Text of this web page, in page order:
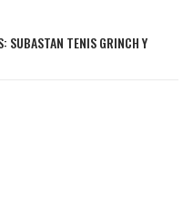
SUBASTAN TENIS GRINCH Y